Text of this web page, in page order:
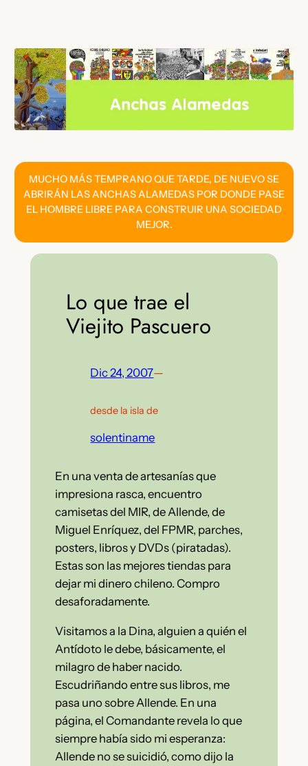
contenido
MUCHO MÁS TEMPRANO QUE TARDE, DE NUEVO SE
ABRIRÁN LAS ANCHAS ALAMEDAS POR DONDE PASE
EL HOMBRE LIBRE PARA CONSTRUIR UNA SOCIEDAD
MEJOR.
Lo que trae el
Viejito Pascuero
Dic 24, 2007—
desde la isla de
solentiname
En una venta de artesanías que
impresiona rasca, encuentro
camisetas del MIR, de Allende, de
Miguel Enríquez, del FPMR, parches,
posters, libros y DVDs (piratadas).
Estas son las mejores tiendas para
dejar mi dinero chileno. Compro
desaforadamente.
Visitamos a la Dina, alguien a quién el
Antídoto le debe, básicamente, el
milagro de haber nacido.
Escudriñando entre sus libros, me
pasa uno sobre Allende. En una
página, el Comandante revela lo que
siempre había sido mi esperanza:
Allende no se suicidió, como dijo la